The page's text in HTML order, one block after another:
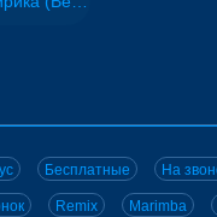
Бесплатные На
Remix Marimba